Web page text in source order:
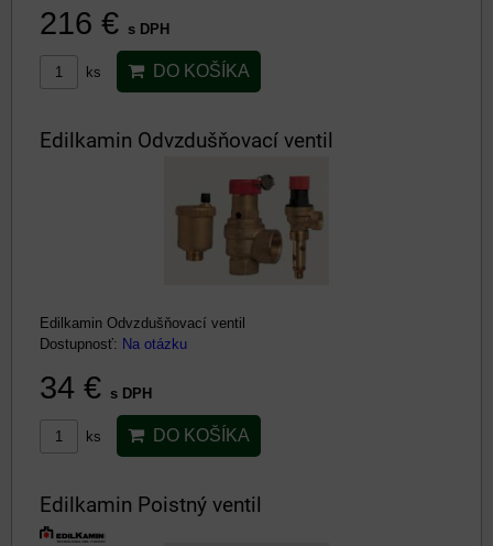
216 € s DPH
ks DO KOŠÍKA
Edilkamin Odvzdušňovací ventil
Edilkamin Odvzdušňovací ventil
Dostupnosť: Na otázku
34 € s DPH
ks DO KOŠÍKA
Edilkamin Poistný ventil